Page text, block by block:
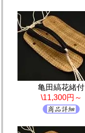
亀田縞花緒付
\11,300円～